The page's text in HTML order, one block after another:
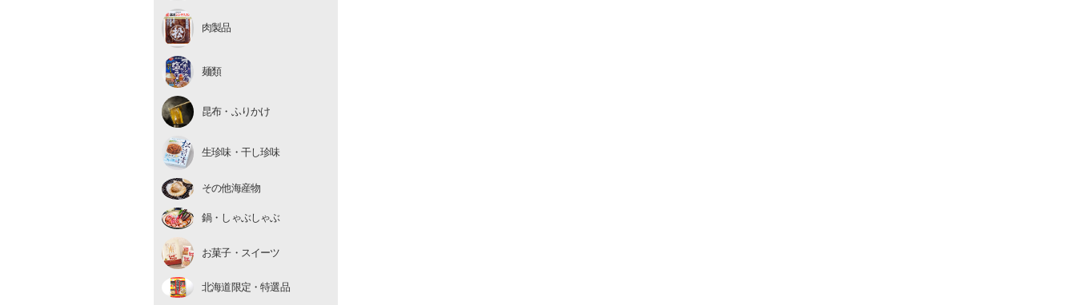
数の子
肉製品
麺類
昆布・ふりかけ
生珍味・干し珍味
生珍味
干し珍味
その他海産物
鍋・しゃぶしゃぶ
お菓子・スイーツ
北海道限定・特選品